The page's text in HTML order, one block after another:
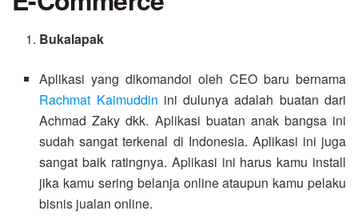
Bukalapak
Aplikasi yang dikomandoi oleh CEO baru bernama
Rachmat Kaimuddin ini dulunya adalah buatan dari
Achmad Zaky dkk. Aplikasi buatan anak bangsa ini
sudah sangat terkenal di Indonesia. Aplikasi ini juga
sangat baik ratingnya. Aplikasi ini harus kamu install
jika kamu sering belanja online ataupun kamu pelaku
bisnis jualan online.